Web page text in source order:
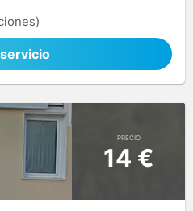
PRECIO
14 €